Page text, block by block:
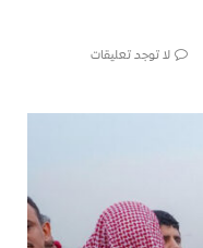
لا توجد تعليقات